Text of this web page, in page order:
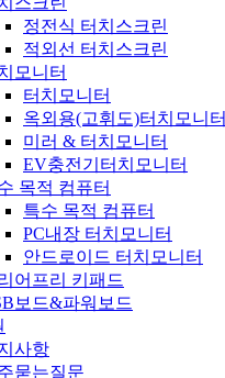
정전식 터치스크린
적외선 터치스크린
모니터
터치모니터
옥외용(고휘도)터치모니터
미러 & 터치모니터
EV충전기터치모니터
목적 컴퓨터
특수 목적 컴퓨터
PC내장 터치모니터
안드로이드 터치모니터
어프리 키패드
보드&파워보드
사항
묻는질문